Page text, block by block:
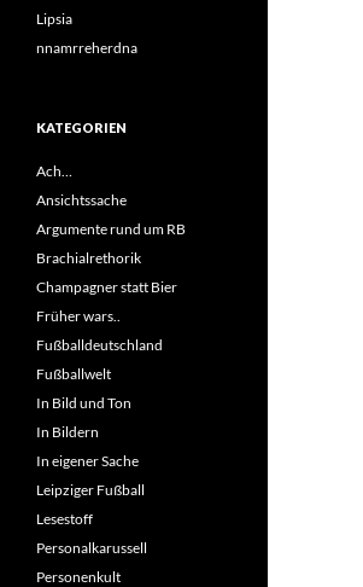
Lipsia
nnamrreherdna
KATEGORIEN
Ach…
Ansichtssache
Argumente rund um RB
Brachialrethorik
Champagner statt Bier
Früher wars..
Fußballdeutschland
Fußballwelt
In Bild und Ton
In Bildern
In eigener Sache
Leipziger Fußball
Lesestoff
Personalkarussell
Personenkult